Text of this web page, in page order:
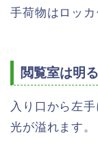
手荷物はロッカ
閲覧室は明
入り口から左
光が溢れます。